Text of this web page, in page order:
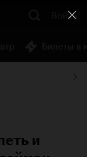
Войти
и